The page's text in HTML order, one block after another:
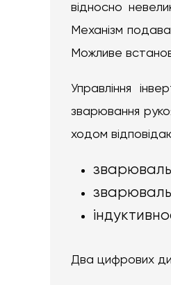
відносно
Механізм
Можливе
Управління
зварювання
ходом
Два цифрових